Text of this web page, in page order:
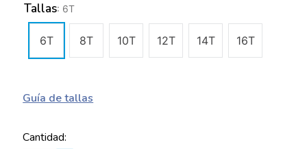
Tallas: 6T
6T 8T 10T 12T 14T 16T
Guía de tallas
Cantidad